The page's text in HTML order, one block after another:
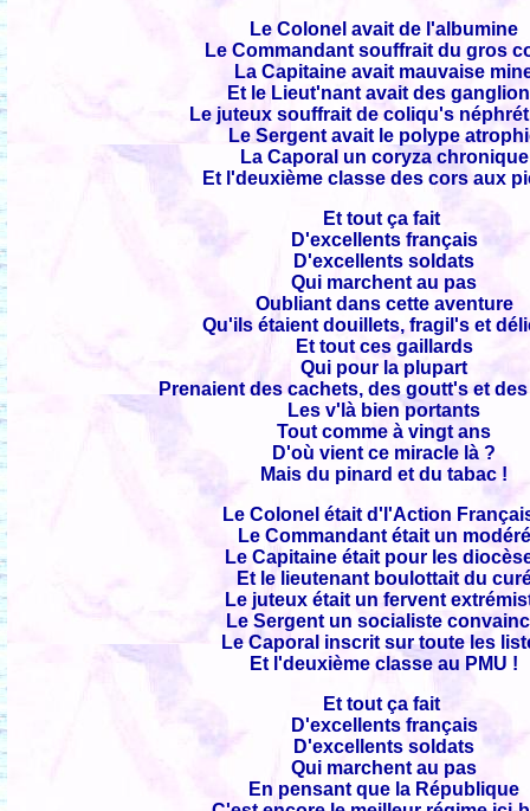
Le Colonel avait de l'albumine
Le Commandant souffrait du gros
La Capitaine avait mauvaise
Et le Lieut'nant avait des
Le juteux souffrait de coliqu's
Le Sergent avait le polype
La Caporal un coryza chronique
Et l'deuxième classe des cors aux
Et tout ça fait
D'excellents français
D'excellents soldats
Qui marchent au pas
Oubliant dans cette aventure
Qu'ils étaient douillets, fragil's et
Et tout ces gaillards
Qui pour la plupart
Prenaient des cachets, des goutt's et
Les v'là bien portants
Tout comme à vingt ans
D'où vient ce miracle là ?
Mais du pinard et du tabac !
Le Colonel était d'l'Action
Le Commandant était un modéré
Le Capitaine était pour les
Et le lieutenant boulottait du
Le juteux était un fervent
Le Sergent un socialiste
Le Caporal inscrit sur toute les
Et l'deuxième classe au PMU !
Et tout ça fait
D'excellents français
D'excellents soldats
Qui marchent au pas
En pensant que la République